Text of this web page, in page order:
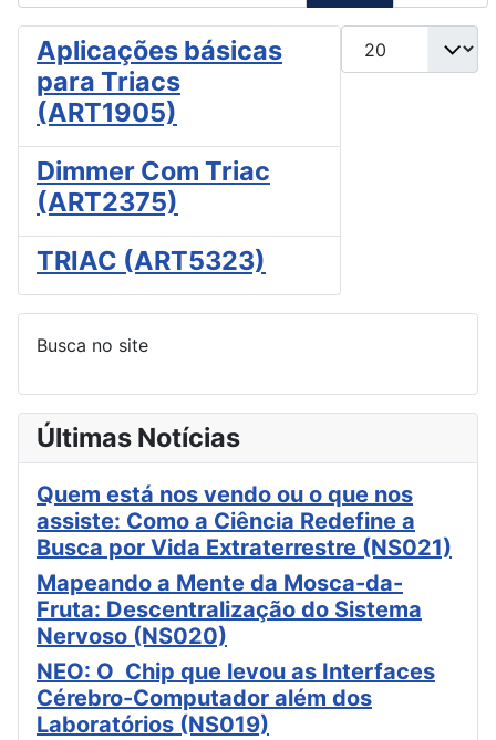
Mostrar #
Aplicações básicas
para Triacs
(ART1905)
Dimmer Com Triac
(ART2375)
TRIAC (ART5323)
Busca no site
Últimas Notícias
Quem está nos vendo ou o que nos
assiste: Como a Ciência Redefine a
Busca por Vida Extraterrestre (NS021)
Mapeando a Mente da Mosca-da-
Fruta: Descentralização do Sistema
Nervoso (NS020)
NEO: O Chip que levou as Interfaces
Cérebro-Computador além dos
Laboratórios (NS019)